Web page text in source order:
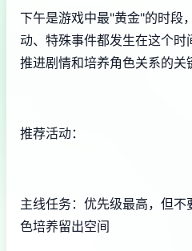
下午是游戏中最"黄金"的时段
动、特殊事件都发生在这个时
推进剧情和培养角色关系的关
推荐活动：
主线任务：优先级最高，但不
色培养留出空间